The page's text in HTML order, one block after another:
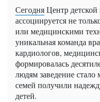
СегодняЦентр
ассоциируется не
или медицинскими
уникальная команда
кардиологов,
формировалась
людям заведение стало
семей получили
детей.